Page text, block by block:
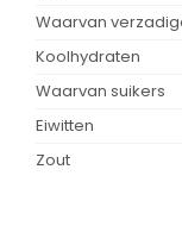
Waarvan
Koolhydraten
Waarvan suikers
Eiwitten
Zout